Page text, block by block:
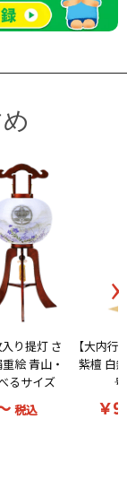
り提灯 さ
絵 青山・
るサイズ
税込
【大内
紫檀 白
￥
›